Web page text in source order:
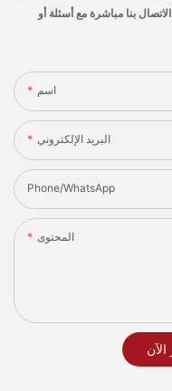
بنا مباشرة مع أسئلة أو
اسم
البريد الإلكتروني
Phone/whatsApp
المحتوى